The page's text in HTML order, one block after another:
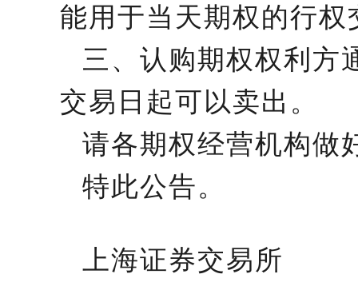
能用于当天期权的行权
三、认购期权权利方
交易日起可以卖出。
请各期权经营机构做
特此公告。
上海证券交易所